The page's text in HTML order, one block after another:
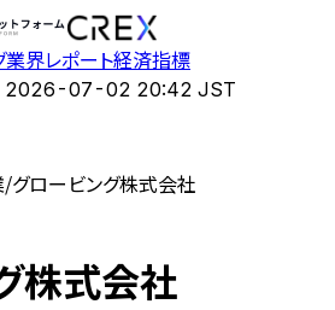
業界レポート経済指標
2026-07-02 20:42 JST
/グロービング株式会社
株式会社